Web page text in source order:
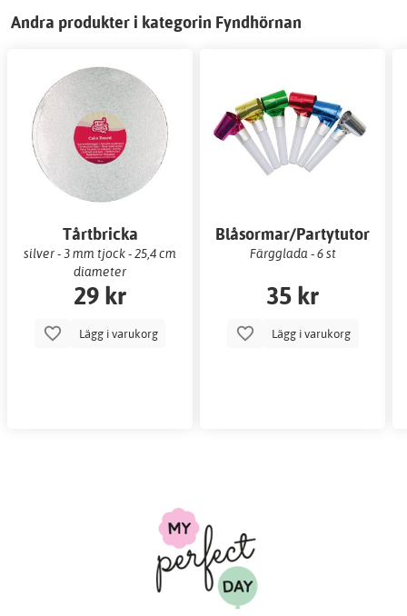
Andra produkter i kategorin Fyndhörnan
Tårtbricka
silver - 3 mm tjock - 25,4 cm
diameter
29 kr
Lägg i varukorg
Blåsormar/Partytutor
Färgglada - 6 st
35 kr
Lägg i varukorg